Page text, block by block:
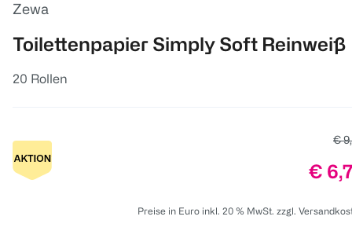
Zewa
Toilettenpapier Simply Soft Reinweiß
20 Rollen
€
€
Preise in Euro inkl. 20 % MwSt. zzgl.